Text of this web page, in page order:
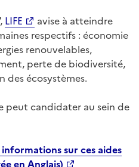
LIFE
avise à atteindre
respectifs : économie
renouvelables,
perte de biodiversité,
écosystèmes.
candidater au sein de
sur ces aides
en Anglais)